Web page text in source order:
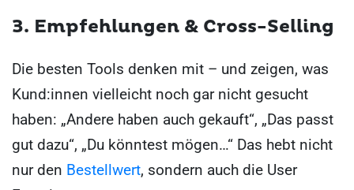
3. Empfehlungen & Cross-Selling
Die besten Tools denken mit – und zeigen, was
Kund:innen vielleicht noch gar nicht gesucht
haben: „Andere haben auch gekauft“, „Das passt
gut dazu“, „Du könntest mögen…“ Das hebt nicht
nur den Bestellwert, sondern auch die User